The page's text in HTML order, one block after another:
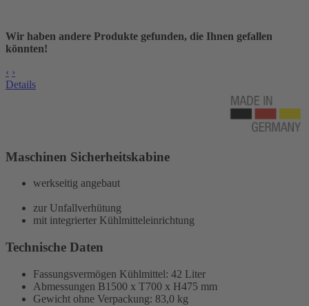
Wir haben andere Produkte gefunden, die Ihnen gefallen
könnten!
‹ ›
Details
Maschinen Sicherheitskabine
werkseitig angebaut
zur Unfallverhütung
mit integrierter Kühlmitteleinrichtung
Technische Daten
Fassungsvermögen Kühlmittel: 42 Liter
Abmessungen B1500 x T700 x H475 mm
Gewicht ohne Verpackung: 83,0 kg